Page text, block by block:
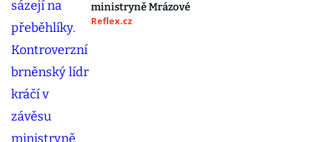
ministryně Mrázové
Reflex.cz